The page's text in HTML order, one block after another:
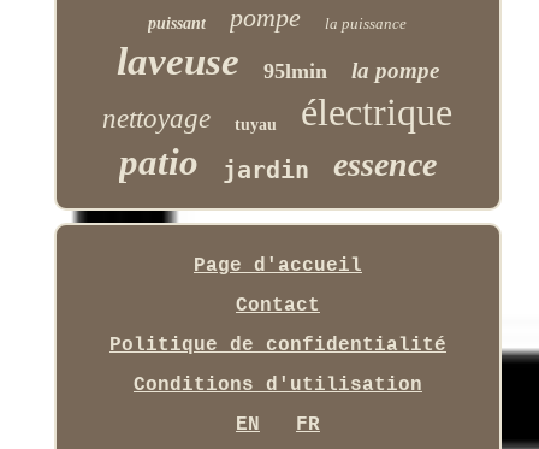
puissant pompe la puissance
laveuse 95lmin la pompe
nettoyage tuyau électrique
patio jardin essence
Page d'accueil
Contact
Politique de confidentialité
Conditions d'utilisation
EN
FR